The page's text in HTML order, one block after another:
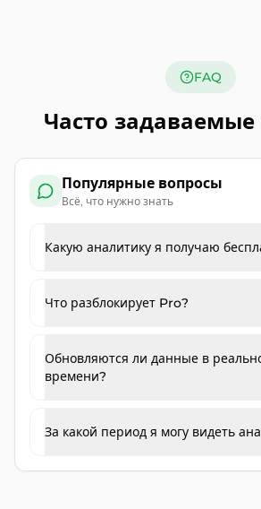
FAQ
Часто
Популярные вопросы
Всё, что нужно знать
Какую аналитику я получаю
Что разблокирует Pro?
Обновляются ли данные в
времени?
За какой период я могу видеть